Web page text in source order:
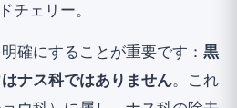
チェリー。
確にすることが重要です： 黒
ナス科ではありません。これ